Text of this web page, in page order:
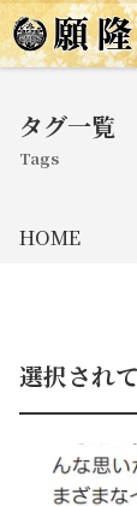
タグ一覧
Tags
HOME
選択され